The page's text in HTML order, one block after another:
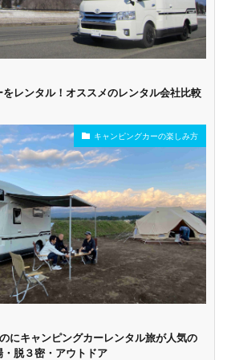
レンタル！オススメのレンタル会社比較
キャンピングカーの楽しみ方
にキャンピングカーレンタル旅が人気の
脱３密・アウトドア